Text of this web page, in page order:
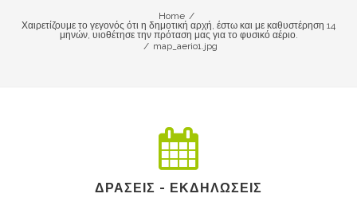
Home /
Χαιρετίζουμε το γεγονός ότι η δημοτική αρχή, έστω και με καθυστέρηση 14
μηνών, υιοθέτησε την πρόταση μας για το φυσικό αέριο.
/ map_aerio1.jpg
ΔΡΆΣΕΙΣ - ΕΚΔΗΛΏΣΕΙΣ